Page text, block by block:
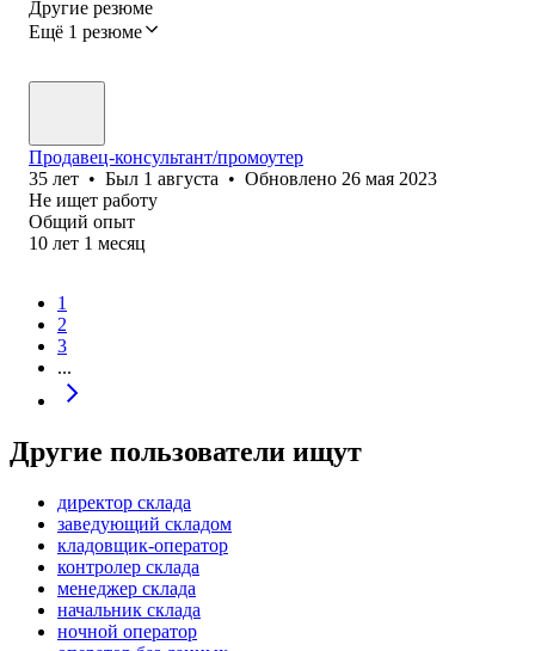
Другие резюме
Ещё 1 резюме
Продавец-консультант/промоутер
35 лет • Был 1 августа • Обновлено 26 мая 2023
Не ищет работу
Общий опыт
10 лет 1 месяц
1
2
3
...
Другие пользователи ищут
директор склада
заведующий складом
кладовщик-оператор
контролер склада
менеджер склада
начальник склада
ночной оператор